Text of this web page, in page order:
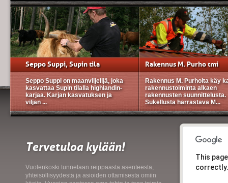
Seppo Suppi, Supin tila
Seppo Suppi on maanviljelijä, joka
kasvattaa Supin tilalla highlandin-
karjaa. Karjan kasvatuksen ja
viljan ...
Rakennus M. Purho tmi
Rakennus M. Purholta käy
rakennustoiminta alkaen
rakennusten suunnittelusta.
Sukellusta harrastava M...
Tervetuloa kylään!
Vuolenkoski tunnetaan reippaasta asenteesta,
yhteisöllisyydestä ja asioiden ottamisesta omiin
This
correctly.